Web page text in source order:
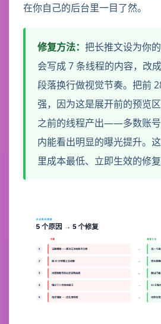
在你自己的后台里一目了然。
修复方法： 把长推文设为你
会写成 7 条线程的内容，改
段落换行做视觉节奏。把前
强，因为这是展开前的预览
之前的线程产出——多数账
内能看出明显的曝光提升。
里成本最低、立即生效的修复